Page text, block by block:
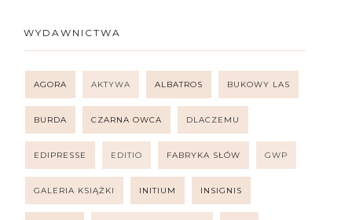
WYDAWNICTWA
AGORA AKTYWA ALBATROS BUKOWY LAS
BURDA CZARNA OWCA DLACZEMU
EDIPRESSE EDITIO FABRYKA SŁÓW GWP
GALERIA KSIĄŻKI INITIUM INSIGNIS